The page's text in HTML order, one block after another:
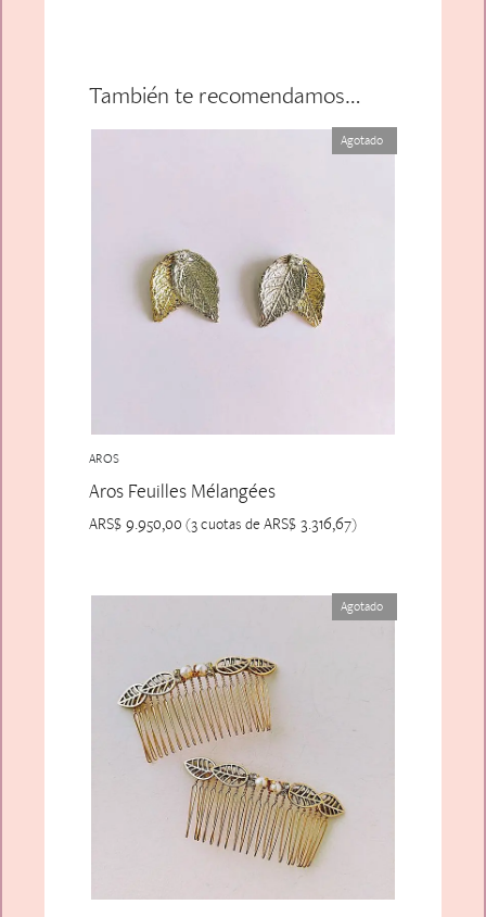
También te recomendamos…
AROS
Agotado
Aros Feuilles Mélangées
ARS$9.950,00 (3 cuotas de ARS$3.316,67)
Agotado